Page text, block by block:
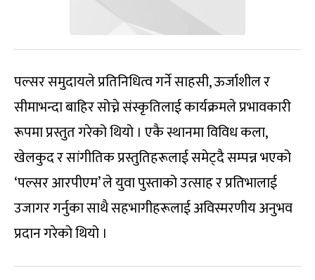
पल्सर समुदायले प्रतिनिधित्व गर्ने साहसी, ऊर्जाशील र
सीमाभन्दा बाहिर सोच्ने संस्कृतिलाई कार्यक्रमले प्रभावकारी
रूपमा प्रस्तुत गरेको थियो । एकै स्थानमा विविध कला,
खेलकुद र सांगीतिक प्रस्तुतिहरूलाई समेट्दै सम्पन्न भएको
‘पल्सर आरपीएम’ ले युवा पुस्ताको उत्साह र प्रतिभालाई
उजागर गर्नुका साथै सहभागीहरूलाई अविस्मरणीय अनुभव
प्रदान गरेको थियो ।